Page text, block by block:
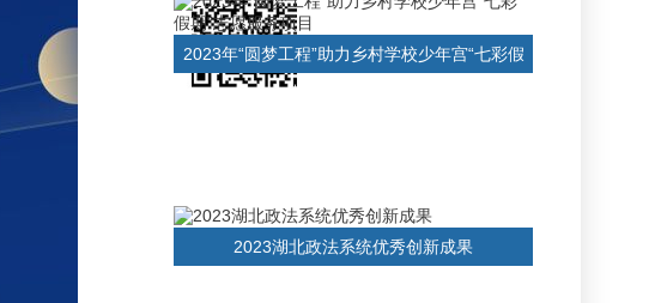
2023年“圆梦工程”助力乡村学校少年宫“七彩假
期”志愿服务项目
2023湖北政法系统优秀创新成果